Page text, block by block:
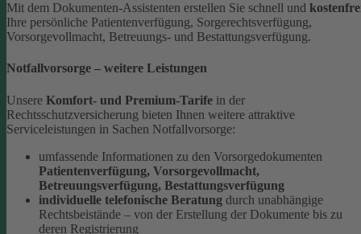
Mit dem Dokumenten-Assistenten erstellen Sie schnell und
Ihre persönliche Patientenverfügung, Sorgerechtsverfügung,
Vorsorgevollmacht, Betreuungs- und Bestattungsverfügung.
Notfallvorsorge – weitere Leistungen
Unsere Komfort- und Premium-Tarife in der
Rechtsschutzversicherung bieten Ihnen weitere attraktive
Serviceleistungen in Sachen Notfallvorsorge:
umfassende Informationen zu den Vorsorgedokumenten
Patientenverfügung, Vorsorgevollmacht,
Betreuungsverfügung, Bestattungsverfügung
individuelle telefonische Beratung durch unabhängige
Rechtsbeistände – von der Erstellung der Dokumente bis zu
deren Registrierung